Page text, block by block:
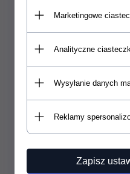
Tylny panel w bucie
Marketingowe
Analityczne
Wysyłanie danych
Reklamy
Zapisz